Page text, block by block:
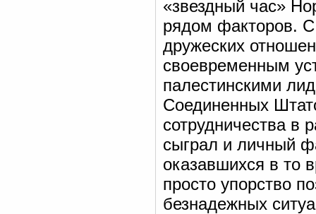
«звездный час»
рядом факторов. С
дружеских
своевременным
палестинскими
Соединенных
сотрудничества
сыграл и личный
оказавшихся в то
просто упорство
безнадежных